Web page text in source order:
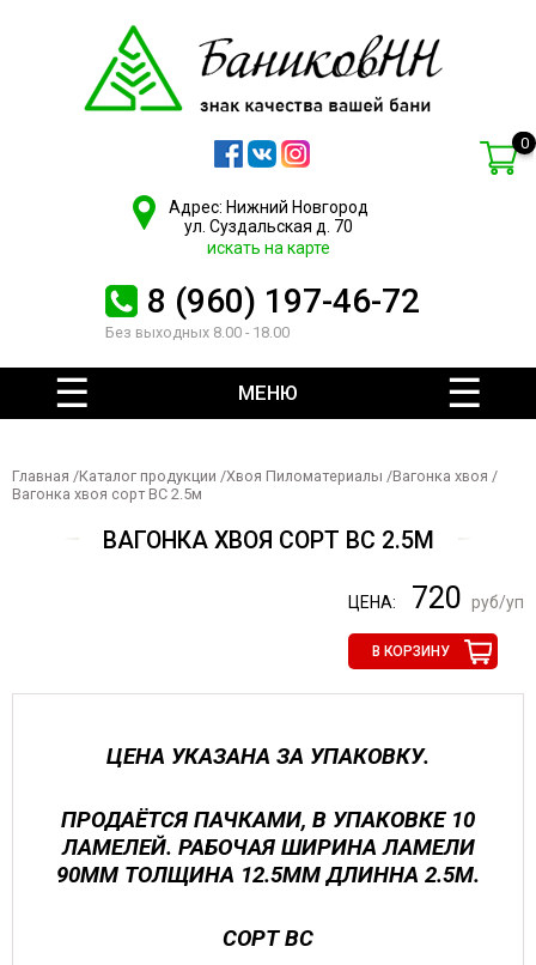
Адрес: Нижний Новгород
ул. Суздальская д. 70
искать на карте
8 (960) 197-46-72
Без выходных 8.00 - 18.00
0
МЕНЮ
Главная /Каталог продукции /Хвоя Пиломатериалы /Вагонка хвоя /
Вагонка хвоя сорт ВС 2.5м
ВАГОНКА ХВОЯ СОРТ ВС 2.5М
ЦЕНА: 720 руб/уп
В КОРЗИНУ
ЦЕНА УКАЗАНА ЗА УПАКОВКУ.
ПРОДАЁТСЯ ПАЧКАМИ, В УПАКОВКЕ 10
ЛАМЕЛЕЙ. РАБОЧАЯ ШИРИНА ЛАМЕЛИ
90ММ ТОЛЩИНА 12.5ММ ДЛИННА 2.5М.
СОРТ ВС